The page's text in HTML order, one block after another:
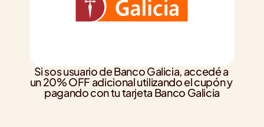
Si sos usuario de Banco Galicia, accedé a
un 20% OFF adicional utilizando el cupón y
pagando con tu tarjeta Banco Galicia